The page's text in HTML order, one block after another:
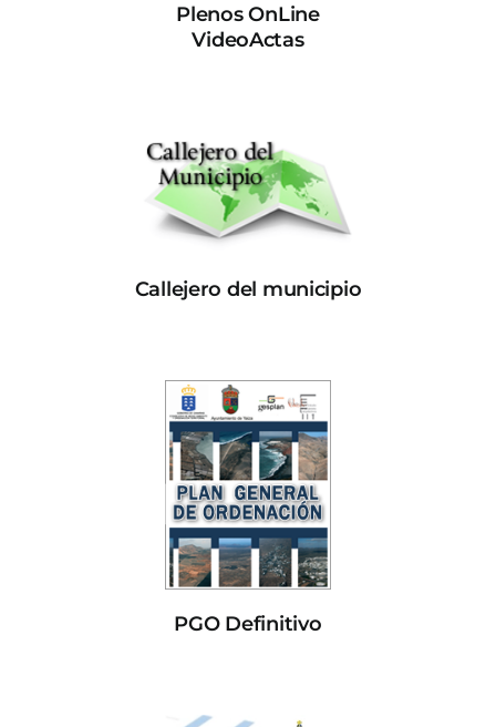
Plenos OnLine
VideoActas
Callejero del municipio
PGO Definitivo